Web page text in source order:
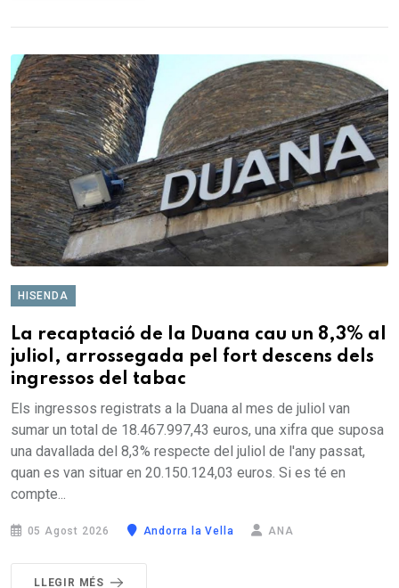
HISENDA
La recaptació de la Duana cau un 8,3% al
juliol, arrossegada pel fort descens dels
ingressos del tabac
Els ingressos registrats a la Duana al mes de juliol van
sumar un total de 18.467.997,43 euros, una xifra que suposa
una davallada del 8,3% respecte del juliol de l'any passat,
quan es van situar en 20.150.124,03 euros. Si es té en
compte...
05 Agost 2026 Andorra la Vella ANA
LLEGIR MÉS